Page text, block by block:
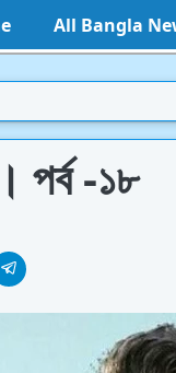
All Bangla
পর্ব -১৮